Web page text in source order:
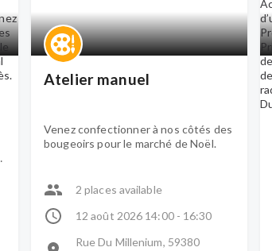
Atelier manuel
Venez confectionner à nos côtés des
bougeoirs pour le marché de Noël.
2 places available
12 août 2026 14:00 - 16:30
Rue Du Millenium, 59380